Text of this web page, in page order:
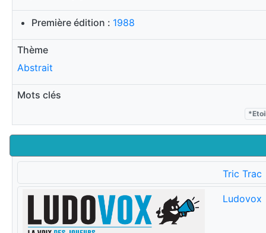
Première édition : 1988
Thème
Abstrait
Mots clés
Tric Trac
Ludovox